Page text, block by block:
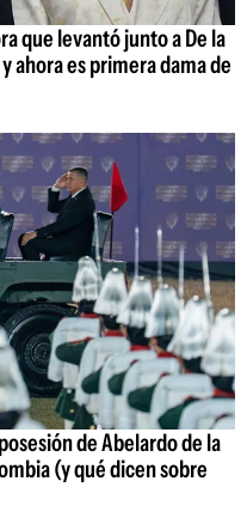
que levantó junto a De la
ahora es primera dama de
de Abelardo de la
(y qué dicen sobre